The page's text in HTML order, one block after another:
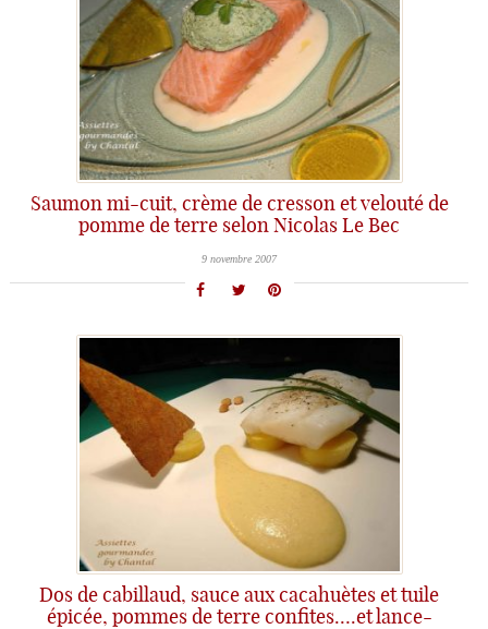
Saumon mi-cuit, crème de cresson et velouté de
pomme de terre selon Nicolas Le Bec
9 novembre 2007
Dos de cabillaud, sauce aux cacahuètes et tuile
épicée, pommes de terre confites….et lance-